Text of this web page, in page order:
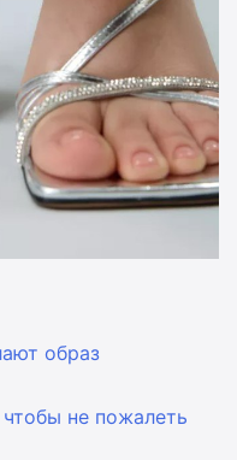
образ
не пожалеть